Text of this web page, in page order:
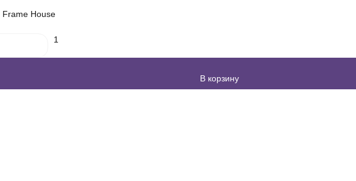
House
1
В корзину